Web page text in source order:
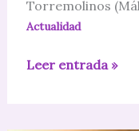
Torremolinos
Actualidad
Charla
Leer entrada »